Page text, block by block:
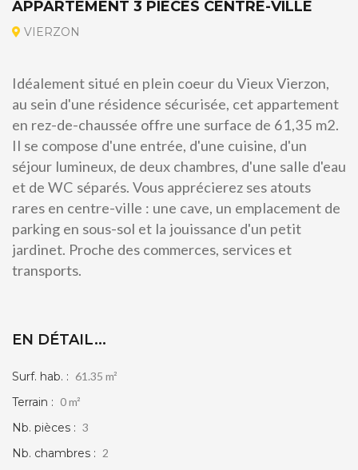
APPARTEMENT 3 PIÈCES CENTRE-VILLE
VIERZON
Idéalement situé en plein coeur du Vieux Vierzon,
au sein d'une résidence sécurisée, cet appartement
en rez-de-chaussée offre une surface de 61,35 m2.
Il se compose d'une entrée, d'une cuisine, d'un
séjour lumineux, de deux chambres, d'une salle d'eau
et de WC séparés. Vous apprécierez ses atouts
rares en centre-ville : une cave, un emplacement de
parking en sous-sol et la jouissance d'un petit
jardinet. Proche des commerces, services et
transports.
EN DÉTAIL...
Surf. hab. : 61.35 m²
Terrain : 0 m²
Nb. pièces : 3
Nb. chambres : 2